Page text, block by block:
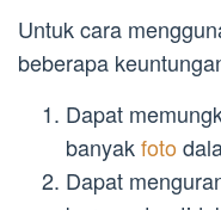
Untuk cara
beberapa
Dapat
banyakfoto
Dapat